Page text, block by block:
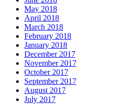
May 2018
April 2018
March 2018
February 2018
January 2018
December 2017
November 2017
October 2017
September 2017
August 2017
July 2017